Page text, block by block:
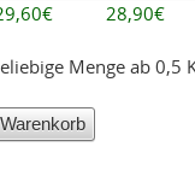
28,90€
Menge ab 0,5